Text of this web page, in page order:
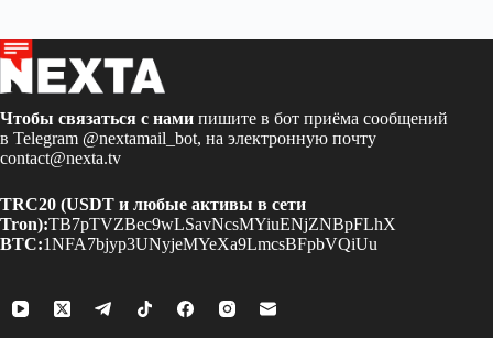
Чтобы связаться с нами пишите в бот приёма сообщений
в Telegram @nextamail_bot, на электронную почту
contact@nexta.tv
TRC20 (USDT и любые активы в сети
Tron):TB7pTVZBec9wLSavNcsMYiuENjZNBpFLhX
BTC:1NFA7bjyp3UNyjeMYeXa9LmcsBFpbVQiUu